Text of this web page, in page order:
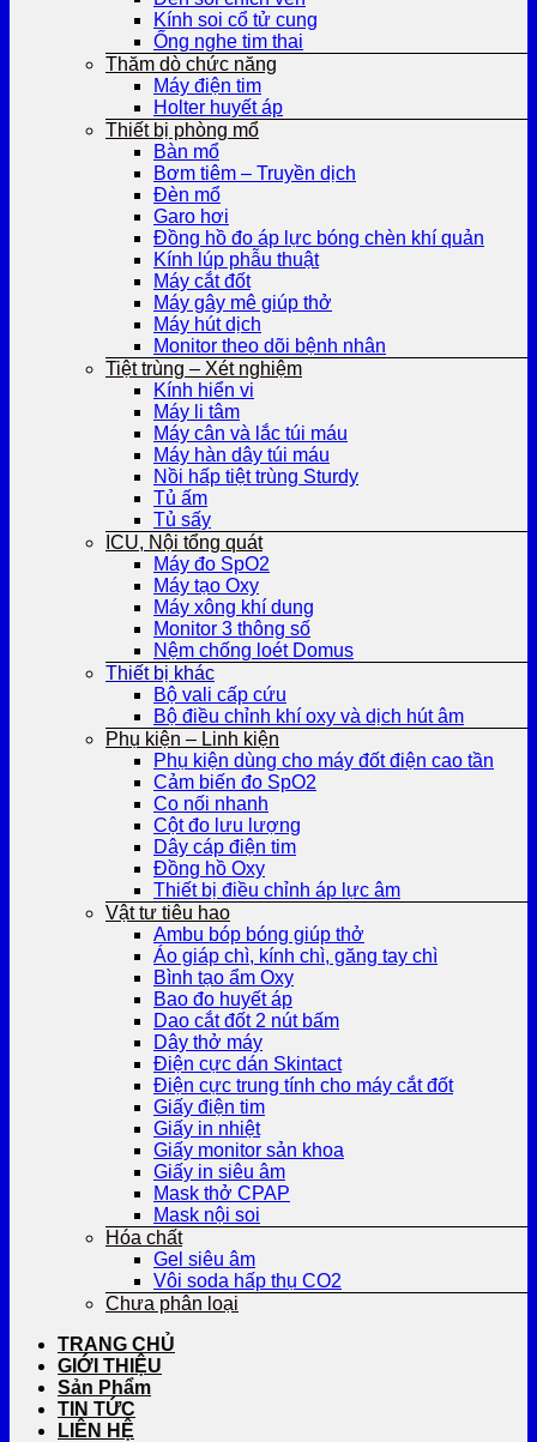
Kính soi cổ tử cung
Ống nghe tim thai
Thăm dò chức năng
Máy điện tim
Holter huyết áp
Thiết bị phòng mổ
Bàn mổ
Bơm tiêm – Truyền dịch
Đèn mổ
Garo hơi
Đồng hồ đo áp lực bóng chèn khí quản
Kính lúp phẫu thuật
Máy cắt đốt
Máy gây mê giúp thở
Máy hút dịch
Monitor theo dõi bệnh nhân
Tiệt trùng – Xét nghiệm
Kính hiển vi
Máy li tâm
Máy cân và lắc túi máu
Máy hàn dây túi máu
Nồi hấp tiệt trùng Sturdy
Tủ ấm
Tủ sấy
ICU, Nội tổng quát
Máy đo SpO2
Máy tạo Oxy
Máy xông khí dung
Monitor 3 thông số
Nệm chống loét Domus
Thiết bị khác
Bộ vali cấp cứu
Bộ điều chỉnh khí oxy và dịch hút âm
Phụ kiện – Linh kiện
Phụ kiện dùng cho máy đốt điện cao tần
Cảm biến đo SpO2
Co nối nhanh
Cột đo lưu lượng
Dây cáp điện tim
Đồng hồ Oxy
Thiết bị điều chỉnh áp lực âm
Vật tư tiêu hao
Ambu bóp bóng giúp thở
Áo giáp chì, kính chì, găng tay chì
Bình tạo ẩm Oxy
Bao đo huyết áp
Dao cắt đốt 2 nút bấm
Dây thở máy
Điện cực dán Skintact
Điện cực trung tính cho máy cắt đốt
Giấy điện tim
Giấy in nhiệt
Giấy monitor sản khoa
Giấy in siêu âm
Mask thở CPAP
Mask nội soi
Hóa chất
Gel siêu âm
Vôi soda hấp thụ CO2
Chưa phân loại
TRANG CHỦ
GIỚI THIỆU
Sản Phẩm
TIN TỨC
LIÊN HỆ